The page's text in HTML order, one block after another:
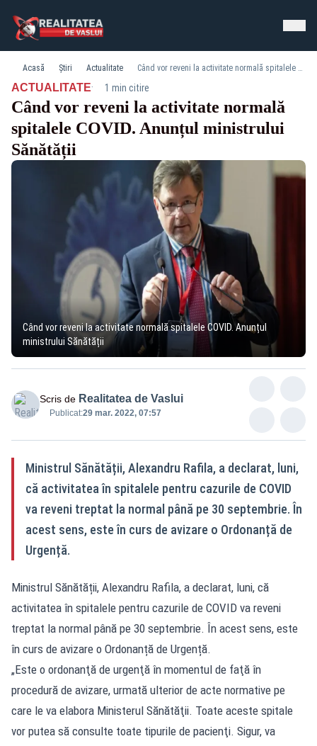
Acasă Știri Actualitate Când vor reveni la activitate normală spitalele COVID. Anunțul ministrului Sănătății
ACTUALITATE· 1 min citire
Când vor reveni la activitate normală
spitalele COVID. Anunțul ministrului
Sănătății
Când vor reveni la activitate normală spitalele COVID. Anunțul
ministrului Sănătății
Scris de Realitatea de Vaslui
Publicat:29 mar. 2022, 07:57
Ministrul Sănătății, Alexandru Rafila, a declarat, luni,
că activitatea în spitalele pentru cazurile de COVID
va reveni treptat la normal până pe 30 septembrie. În
acest sens, este în curs de avizare o Ordonanță de
Urgență.
Ministrul Sănătății, Alexandru Rafila, a declarat, luni, că
activitatea în spitalele pentru cazurile de COVID va reveni
treptat la normal până pe 30 septembrie. În acest sens, este
în curs de avizare o Ordonanță de Urgență.
„Este o ordonanţă de urgenţă în momentul de faţă în
procedură de avizare, urmată ulterior de acte normative pe
care le va elabora Ministerul Sănătăţii. Toate aceste spitale
vor putea să consulte toate tipurile de pacienţi. Sigur, va